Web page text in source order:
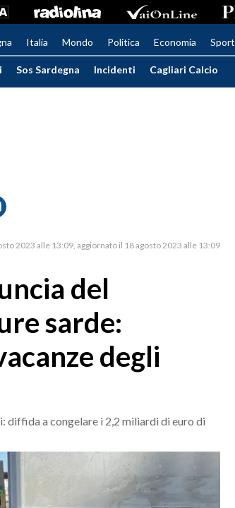
Italia Mondo Politica Economia Sport
Sos Sardegna Incidenti Cagliari Calcio
2023 alle 13:09 aggiornato il 18 agosto 2023 alle 13:09
del
sarde:
degli
diffida a congelare i 2,2 miliardi di euro di